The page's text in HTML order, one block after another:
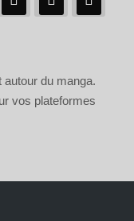
autour du manga.
vos plateformes